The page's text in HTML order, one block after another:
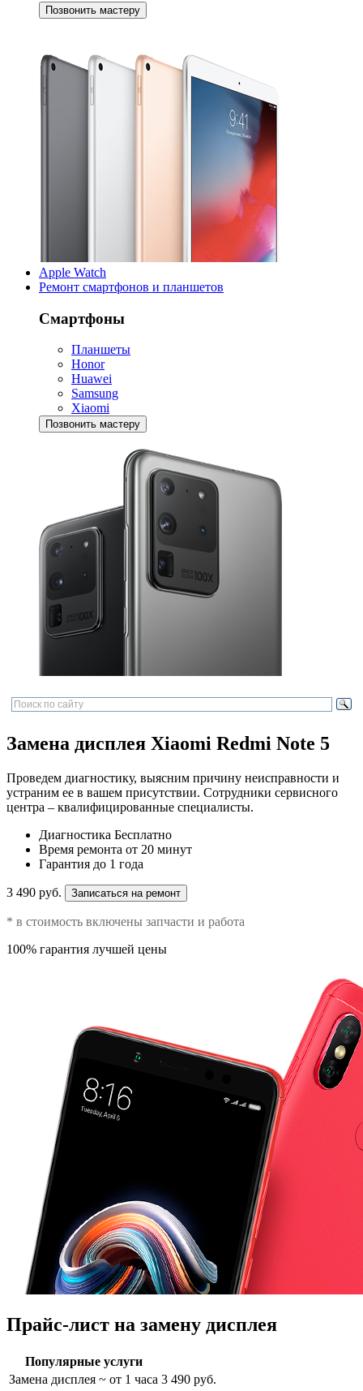
Позвонить мастеру
Apple Watch
Ремонт смартфонов и планшетов
Смартфоны
Планшеты
Honor
Huawei
Samsung
Xiaomi
Позвонить мастеру
Замена дисплея Xiaomi Redmi Note 5
Проведем диагностику, выясним причину неисправности и
устраним ее в вашем присутствии. Сотрудники сервисного
центра – квалифицированные специалисты.
Диагностика Бесплатно
Время ремонта от 20 минут
Гарантия до 1 года
3 490 руб. Записаться на ремонт
* в стоимость включены запчасти и работа
100% гарантия лучшей цены
Прайс-лист на замену дисплея
Популярные услуги
Замена дисплея ~ от 1 часа 3 490 руб.